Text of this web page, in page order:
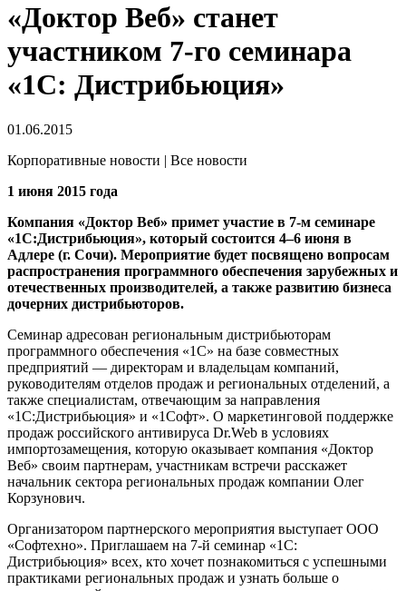
«Доктор Веб» станет
участником 7-го семинара
«1С: Дистрибьюция»
01.06.2015
Корпоративные новости | Все новости
1 июня 2015 года
Компания «Доктор Веб» примет участие в 7-м семинаре
«1С:Дистрибьюция», который состоится 4–6 июня в
Адлере (г. Сочи). Мероприятие будет посвящено вопросам
распространения программного обеспечения зарубежных и
отечественных производителей, а также развитию бизнеса
дочерних дистрибьюторов.
Семинар адресован региональным дистрибьюторам
программного обеспечения «1С» на базе совместных
предприятий — директорам и владельцам компаний,
руководителям отделов продаж и региональных отделений, а
также специалистам, отвечающим за направления
«1С:Дистрибьюция» и «1Софт». О маркетинговой поддержке
продаж российского антивируса Dr.Web в условиях
импортозамещения, которую оказывает компания «Доктор
Веб» своим партнерам, участникам встречи расскажет
начальник сектора региональных продаж компании Олег
Корзунович.
Организатором партнерского мероприятия выступает ООО
«Софтехно». Приглашаем на 7-й семинар «1С:
Дистрибьюция» всех, кто хочет познакомиться с успешными
практиками региональных продаж и узнать больше о